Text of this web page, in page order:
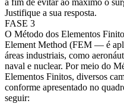
a fim de evitar ao máximo o
Justifique a sua resposta.
FASE 3
O Método dos Elementos
Element Method (FEM — é
áreas industriais, como
naval e nuclear. Por meio do
Elementos Finitos, diversos
conforme apresentado no
seguir: